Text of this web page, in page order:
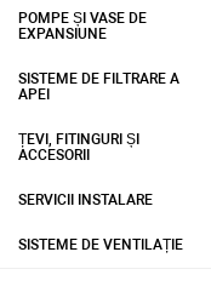
POMPE ȘI VASE DE
EXPANSIUNE
SISTEME DE FILTRARE A
APEI
ȚEVI, FITINGURI ȘI
ACCESORII
SERVICII INSTALARE
SISTEME DE VENTILAȚIE